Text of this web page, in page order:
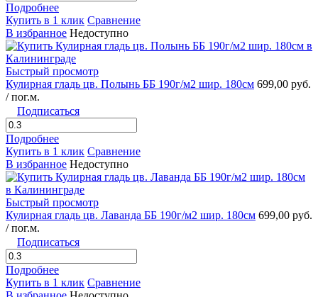
Подробнее
Купить в 1 клик Сравнение
В избранное Недоступно
Быстрый просмотр
Кулирная гладь цв. Полынь ББ 190г/м2 шир. 180см 699,00 руб.
/ пог.м.
Подписаться
Подробнее
Купить в 1 клик Сравнение
В избранное Недоступно
Быстрый просмотр
Кулирная гладь цв. Лаванда ББ 190г/м2 шир. 180см 699,00 руб.
/ пог.м.
Подписаться
Подробнее
Купить в 1 клик Сравнение